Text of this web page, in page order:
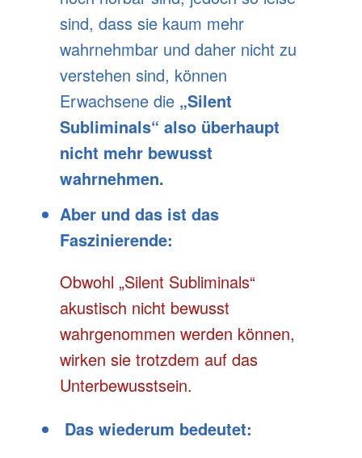
sind, dass sie kaum mehr
wahrnehmbar und daher nicht zu
verstehen sind, können
Erwachsene die „Silent
Subliminals“ also überhaupt
nicht mehr bewusst
wahrnehmen.
Aber und das ist das
Faszinierende:
Obwohl „Silent Subliminals“
akustisch nicht bewusst
wahrgenommen werden können,
wirken sie trotzdem auf das
Unterbewusstsein.
Das wiederum bedeutet: